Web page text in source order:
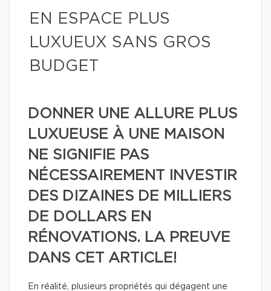
EN ESPACE PLUS
LUXUEUX SANS GROS
BUDGET
DONNER UNE ALLURE PLUS
LUXUEUSE À UNE MAISON
NE SIGNIFIE PAS
NÉCESSAIREMENT INVESTIR
DES DIZAINES DE MILLIERS
DE DOLLARS EN
RÉNOVATIONS. LA PREUVE
DANS CET ARTICLE!
En réalité, plusieurs propriétés qui dégagent une